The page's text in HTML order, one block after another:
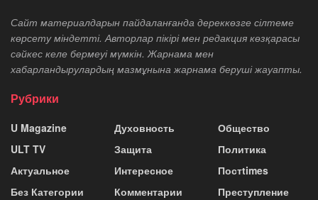
Сайт материалдарын пайдаланғанда дереккөзге сілтеме
көрсету міндетті. Авторлар пікірі мен редакция көзқарасы
сәйкес келе бермеуі мүмкін. Жарнама мен
хабарландырулардың мазмұнына жарнама беруші жауапты.
Рубрики
U Magazine
ULT TV
Актуальное
Без Категории
Духовность
Защита
Интересное
Комментарии
Общество
Политика
Постtimes
Преступление